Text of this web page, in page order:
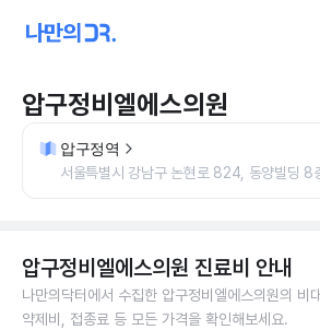
압구정비엘에스의원
압구정역
서울특별시 강남구 논현로 824, 동양빌딩 8
압구정비엘에스의원 진료비 안내
나만의닥터에서 수집한 압구정비엘에스의원의 비
약제비, 접종료 등 모든 가격을 확인해보세요.